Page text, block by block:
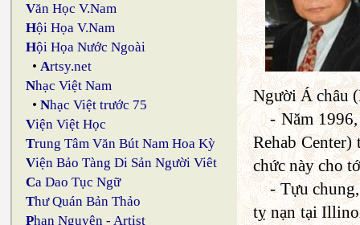
Văn Học V.Nam
Hội Họa V.Nam
Hội Họa Nước Ngoài
•Artsy.net
Nhạc Việt Nam
•Nhạc Việt trước 75
Viện Việt Học
Trung Tâm Văn Bút Nam Hoa Kỳ
Viện Bảo Tàng Di Sản Người Viêt
Ca Dao Tục Ngữ
Thư Quán Bản Thảo
Phan Nguyên - Artist
Người Á châu
- Năm
Rehab
chức này cho
- Tựu
tỵ nạn tại